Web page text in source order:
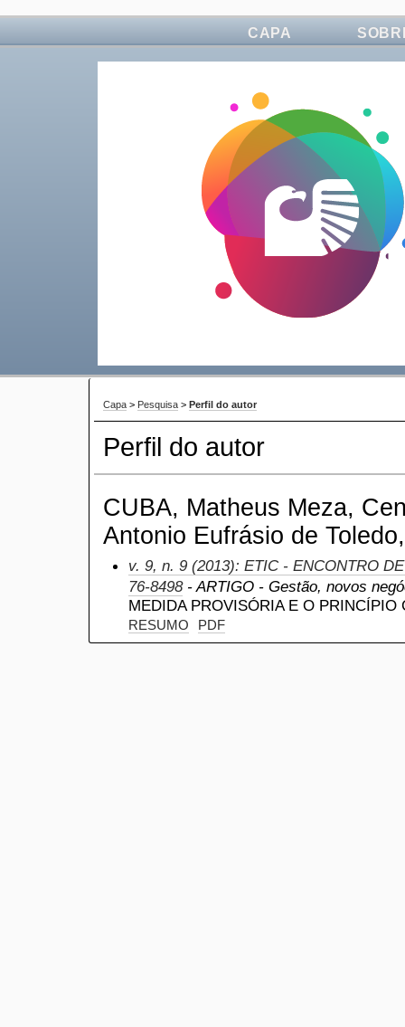
CAPA
Capa > Pesquisa > Perfil do autor
Perfil do autor
CUBA, Matheus Meza,
Antonio Eufrásio de
v. 9, n. 9 (2013): ETIC - ENCONTRO
76-8498- ARTIGO - Gestão, novos
MEDIDA PROVISÓRIA E O PRINCÍPIO
RESUMO PDF